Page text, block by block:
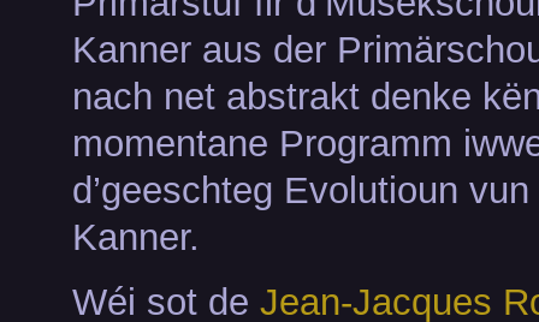
Kanner aus der
nach net abstrakt denke
momentane Programm
d’geeschteg Evolutioun
Kanner.
Wéi sot de Jean-Jacques